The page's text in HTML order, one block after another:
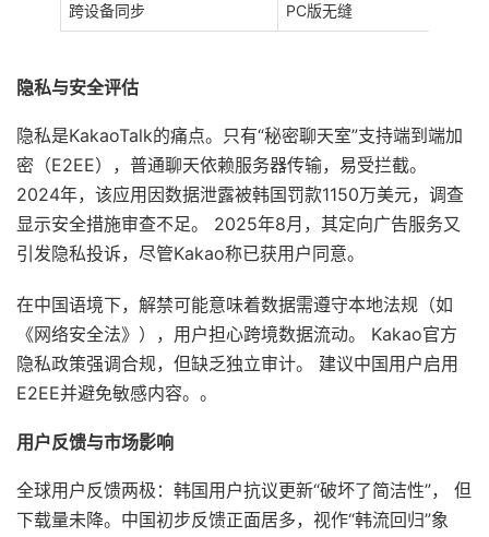
跨设备同步 PC版无缝
隐私与安全评估
隐私是KakaoTalk的痛点。只有“秘密聊天室”支持端到端加
密（E2EE），普通聊天依赖服务器传输，易受拦截。
2024年，该应用因数据泄露被韩国罚款1150万美元，调查
显示安全措施审查不足。 2025年8月，其定向广告服务又
引发隐私投诉，尽管Kakao称已获用户同意。
在中国语境下，解禁可能意味着数据需遵守本地法规（如
《网络安全法》），用户担心跨境数据流动。 Kakao官方
隐私政策强调合规，但缺乏独立审计。 建议中国用户启用
E2EE并避免敏感内容。。
用户反馈与市场影响
全球用户反馈两极：韩国用户抗议更新“破坏了简洁性”， 但
下载量未降。中国初步反馈正面居多，视作“韩流回归”象